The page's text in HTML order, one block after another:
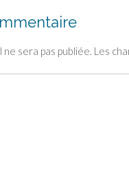
sera pas publiée. Les